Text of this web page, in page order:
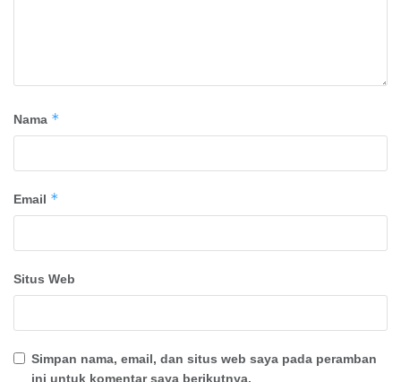
Nama *
Email *
Situs Web
Simpan nama, email, dan situs web saya pada peramban
ini untuk komentar saya berikutnya.